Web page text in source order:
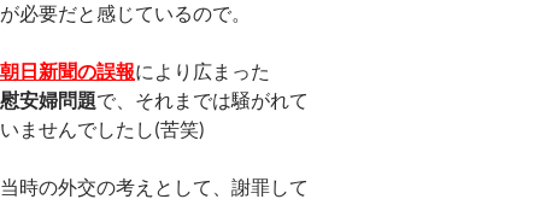
が必要だと感じているので。
朝日新聞の誤報により広まった
慰安婦問題で、それまでは騒がれて
いませんでしたし(苦笑)
当時の外交の考えとして、謝罪して